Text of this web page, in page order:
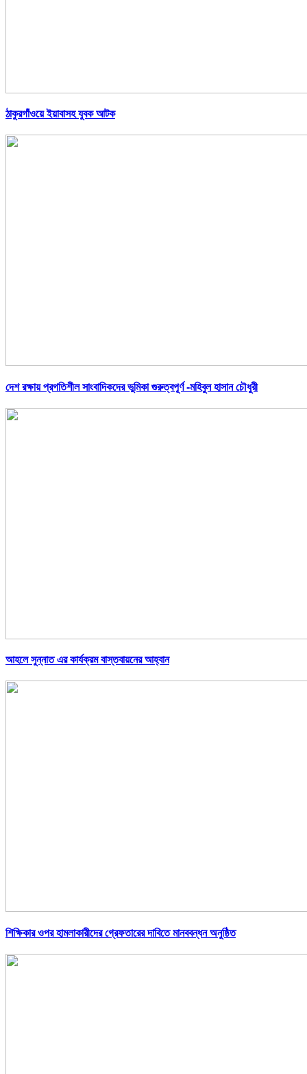
ঠাকুরগাঁওয়ে ইয়াবাসহ যুবক আটক
দেশ রক্ষায় প্রগতিশীল সাংবাদিকদের ভুমিকা গুরুত্বপূর্ণ -মহিবুল হাসান চৌধুরী
আহলে সুন্নাত এর কার্যক্রম বাস্তবায়নের আহ্বান
শিক্ষিকার ওপর হামলাকারীদের গ্রেফতারের দাবিতে মানববন্ধন অনুষ্ঠিত